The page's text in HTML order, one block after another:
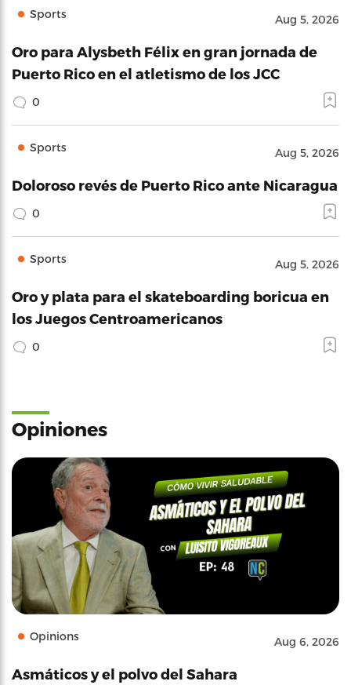
Sports Aug 5, 2026
Oro para Alysbeth Félix en gran jornada de
Puerto Rico en el atletismo de los JCC
0
Sports Aug 5, 2026
Doloroso revés de Puerto Rico ante Nicaragua
0
Sports Aug 5, 2026
Oro y plata para el skateboarding boricua en
los Juegos Centroamericanos
0
Opiniones
Opinions Aug 6, 2026
Asmáticos y el polvo del Sahara